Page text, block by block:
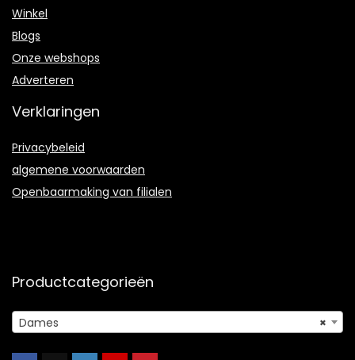
Winkel
Blogs
Onze webshops
Adverteren
Verklaringen
Privacybeleid
algemene voorwaarden
Openbaarmaking van filialen
Productcategorieën
×
Dames